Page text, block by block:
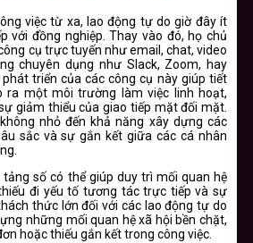
việc từ xa, lao động tự do giờ đây ít
với đồng nghiệp. Thay vào đó, họ chủ
cụ trực tuyến như email, chat, video
chuyên dụng như Slack, Zoom, hay
triển của các công cụ này giúp tiết
ra một môi trường làm việc linh hoạt,
giảm thiểu của giao tiếp mặt đối mặt.
nhỏ đến khả năng xây dựng các
sắc và sự gắn kết giữa các cá nhân
tảng số có thể giúp duy trì mối quan hệ
đi yếu tố tương tác trực tiếp và sự
thức lớn đối với các lao động tự do
những mối quan hệ xã hội bền chặt,
hoặc thiếu gắn kết trong công việc.